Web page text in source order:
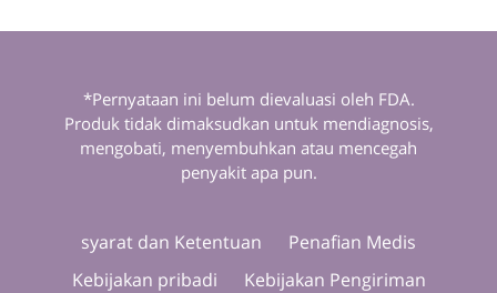
*Pernyataan ini belum dievaluasi oleh FDA.
Produk tidak dimaksudkan untuk mendiagnosis,
mengobati, menyembuhkan atau mencegah
penyakit apa pun.
syarat dan Ketentuan
Penafian Medis
Kebijakan pribadi
Kebijakan Pengiriman